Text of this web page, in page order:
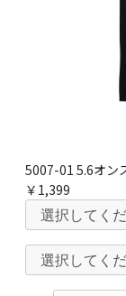
5007-01 5.6オン
￥1,399